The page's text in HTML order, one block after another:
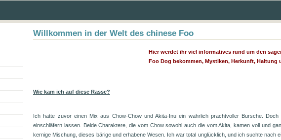
Willkommen in der Welt des chinese Foo
Hier werdet ihr viel informatives rund um den
Foo Dog bekommen, Mystiken, Herkunft, Haltung
Wie kam ich auf diese Rasse?
Ich hatte zuvor einen Mix aus Chow-Chow und Akita-Inu ein wahrlich prachtvoller Bursche.
einschläfern lassen. Beide Charaktere, die vom Chow sowohl auch die vom Akita, kamen voll und
kernige Mischung, dieses bärige und erhabene Wesen. Ich war total unglücklich, und ich suchte